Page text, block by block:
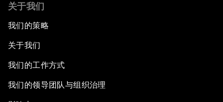
关于我们
我们的策略
关于我们
我们的工作方式
我们的领导团队与组织治理